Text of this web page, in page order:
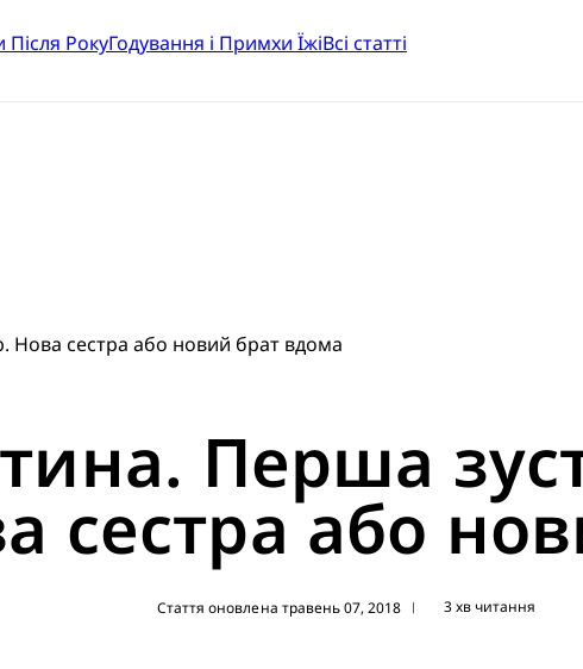
Після РокуГодування і Примхи ЇжіВсі статті
Нова сестра або новий брат вдома
Перша
сестра або
Стаття оновлена травень 07, 2018 | 3 хв читання